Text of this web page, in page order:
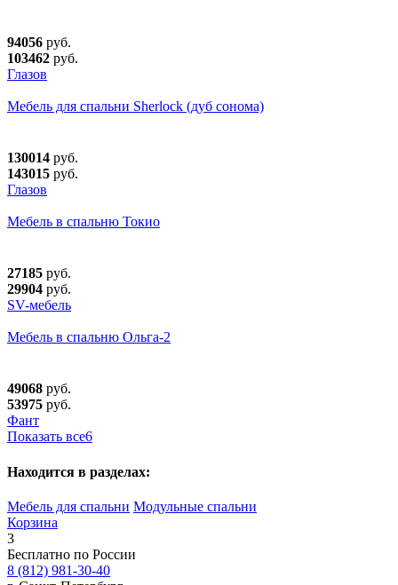
94056 руб.
103462 руб.
Глазов
Мебель для спальни Sherlock (дуб сонома)
130014 руб.
143015 руб.
Глазов
Мебель в спальню Токио
27185 руб.
29904 руб.
SV-мебель
Мебель в спальню Ольга-2
49068 руб.
53975 руб.
Фант
Показать все6
Находится в разделах:
Мебель для спальни Модульные спальни
Корзина
3
Бесплатно по России
8 (812) 981-30-40